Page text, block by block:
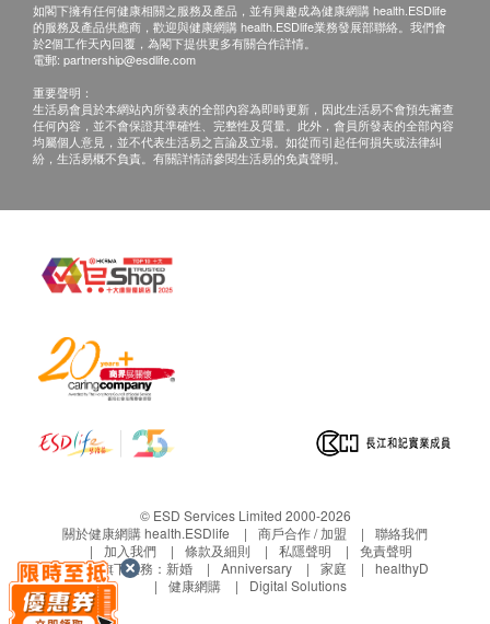
如閣下擁有任何健康相關之服務及產品，並有興趣成為健康網購 health.ESDlife
的服務及產品供應商，歡迎與健康網購 health.ESDlife業務發展部聯絡。我們會
於2個工作天內回覆，為閣下提供更多有關合作詳情。
電郵: partnership@esdlife.com
重要聲明：
生活易會員於本網站內所發表的全部內容為即時更新，因此生活易不會預先審查
任何內容，並不會保證其準確性、完整性及質量。此外，會員所發表的全部內容
均屬個人意見，並不代表生活易之言論及立場。如從而引起任何損失或法律糾
紛，生活易概不負責。有關詳情請參閱生活易的免責聲明。
© ESD Services Limited 2000-2026
關於健康網購 health.ESDlife
商戶合作 / 加盟
聯絡我們
加入我們
條款及細則 私隱聲明
免責聲明
生活易旗下業務： 新婚 Anniversary 家庭
healthyD
健康網購
Digital Solutions